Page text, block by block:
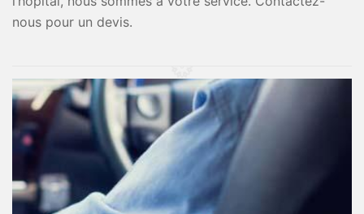
nous pour un devis.